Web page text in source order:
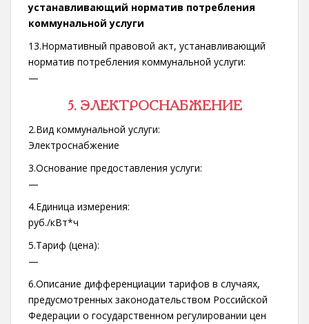
устанавливающий норматив потребления
коммунальной услуги
13.Нормативный правовой акт, устанавливающий
норматив потребления коммунальной услуги:
—
5. ЭЛЕКТРОСНАБЖЕНИЕ
2.Вид коммунальной услуги:
Электроснабжение
3.Основание предоставления услуги:
—
4.Единица измерения:
руб./кВт*ч
5.Тариф (цена):
—
6.Описание дифференциации тарифов в случаях,
предусмотренных законодательством Российской
Федерации о государственном регулировании цен